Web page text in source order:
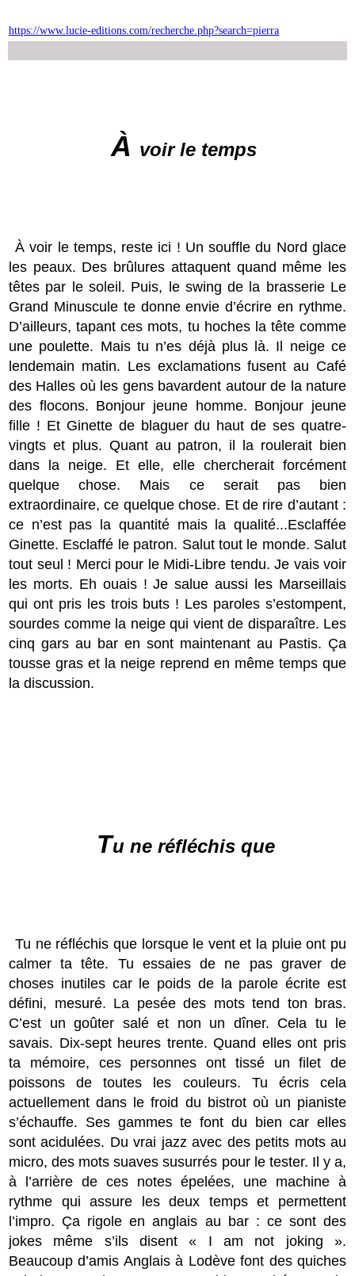
https://www.lucie-editions.com/recherche.php?search=pierra
À voir le temps
À voir le temps, reste ici ! Un souffle du Nord glace
les peaux. Des brûlures attaquent quand même les
têtes par le soleil. Puis, le swing de la brasserie Le
Grand Minuscule te donne envie d’écrire en rythme.
D’ailleurs, tapant ces mots, tu hoches la tête comme
une poulette. Mais tu n’es déjà plus là. Il neige ce
lendemain matin. Les exclamations fusent au Café
des Halles où les gens bavardent autour de la nature
des flocons. Bonjour jeune homme. Bonjour jeune
fille ! Et Ginette de blaguer du haut de ses quatre-
vingts et plus. Quant au patron, il la roulerait bien
dans la neige. Et elle, elle chercherait forcément
quelque chose. Mais ce serait pas bien
extraordinaire, ce quelque chose. Et de rire d’autant :
ce n’est pas la quantité mais la qualité...Esclaffée
Ginette. Esclaffé le patron. Salut tout le monde. Salut
tout seul ! Merci pour le Midi-Libre tendu. Je vais voir
les morts. Eh ouais ! Je salue aussi les Marseillais
qui ont pris les trois buts ! Les paroles s’estompent,
sourdes comme la neige qui vient de disparaître. Les
cinq gars au bar en sont maintenant au Pastis. Ça
tousse gras et la neige reprend en même temps que
la discussion.
Tu ne réfléchis que
Tu ne réfléchis que lorsque le vent et la pluie ont pu
calmer ta tête. Tu essaies de ne pas graver de
choses inutiles car le poids de la parole écrite est
défini, mesuré. La pesée des mots tend ton bras.
C’est un goûter salé et non un dîner. Cela tu le
savais. Dix-sept heures trente. Quand elles ont pris
ta mémoire, ces personnes ont tissé un filet de
poissons de toutes les couleurs. Tu écris cela
actuellement dans le froid du bistrot où un pianiste
s’échauffe. Ses gammes te font du bien car elles
sont acidulées. Du vrai jazz avec des petits mots au
micro, des mots suaves susurrés pour le tester. Il y a,
à l’arrière de ces notes épelées, une machine à
rythme qui assure les deux temps et permettent
l’impro. Ça rigole en anglais au bar : ce sont des
jokes même s’ils disent « I am not joking ».
Beaucoup d’amis Anglais à Lodève font des quiches